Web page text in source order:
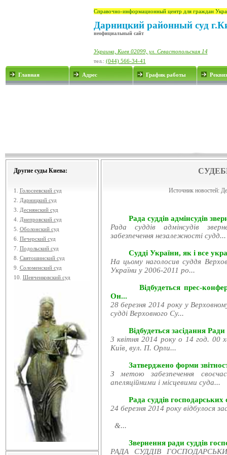
Справочно-информационный центр для граждан
Дарницкий районный суд
неофициальный сайт
Украина, Киев 02099, ул. Севастопольская 14
тел.: (044) 566-34-41
Главная Адрес График работы
Другие суды Киева:
1. Голосеевский суд
2.
Дарницкий суд
3.
Деснянский суд
4. Днепровский суд
5. Оболонский суд
6. Печерский суд
7. Подольский суд
8. Святошинский суд
9. Соломенский суд
10. Шевченковский суд
Источник новостей:
Рада суддів адмінсудів
Рада суддів адмінсудів
забезпечення незалежності судд...
Судді України, як і все
На цьому наголосив суддя
України у 2006-2011 ро...
Відбудеться прес-
Он...
28 березня 2014 року у
судді Верховного Су...
Відбудеться засідання
3 квітня 2014 року о 14 год. 00
Київ, вул. П. Орли...
Затверджено форми
З метою забезпечення
апеляційними і місцевими суда...
Рада суддів господарських
24 березня 2014 року відбулося
&...
Звернення ради суддів
РАДА СУДДІВ